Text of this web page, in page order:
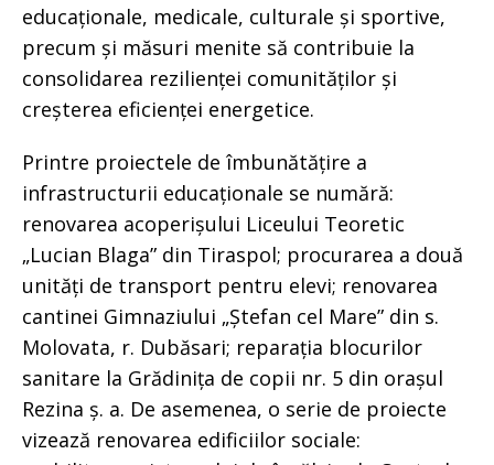
educaționale, medicale, culturale și sportive,
precum și măsuri menite să contribuie la
consolidarea rezilienței comunităților și
creșterea eficienței energetice.
Printre proiectele de îmbunătățire a
infrastructurii educaționale se numără:
renovarea acoperișului Liceului Teoretic
„Lucian Blaga” din Tiraspol; procurarea a două
unități de transport pentru elevi; renovarea
cantinei Gimnaziului „Ștefan cel Mare” din s.
Molovata, r. Dubăsari; reparația blocurilor
sanitare la Grădinița de copii nr. 5 din orașul
Rezina ș. a. De asemenea, o serie de proiecte
vizează renovarea edificiilor sociale: